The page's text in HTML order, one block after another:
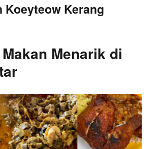
Koeyteow Kerang
Menarik di